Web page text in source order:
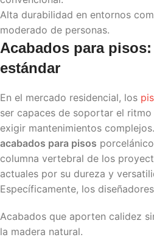
Alta durabilidad en entornos
moderado de personas.
Acabados para pisos
estándar
En el mercado residencial, los
ser capaces de soportar el
exigir mantenimientos
acabados para pisos
columna vertebral de los
actuales por su dureza y
Específicamente, los
Acabados que aporten calidez
la madera natural.